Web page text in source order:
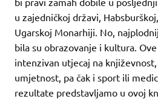
u zajedničkoj državi,
Ugarskoj Monarhiji. No,
bila su obrazovanje i kultura.
intenzivan utjecaj na
umjetnost, pa čak i sport ili
rezultate predstavljamo u ovoj